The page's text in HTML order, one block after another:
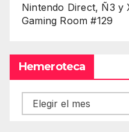
Nintendo Direct, Ñ3 y
Gaming Room #129
Hemeroteca
Hemeroteca